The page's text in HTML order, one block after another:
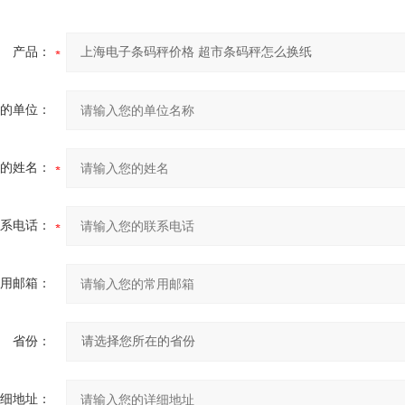
产品：
单位：
姓名：
电话：
邮箱：
省份：
地址：